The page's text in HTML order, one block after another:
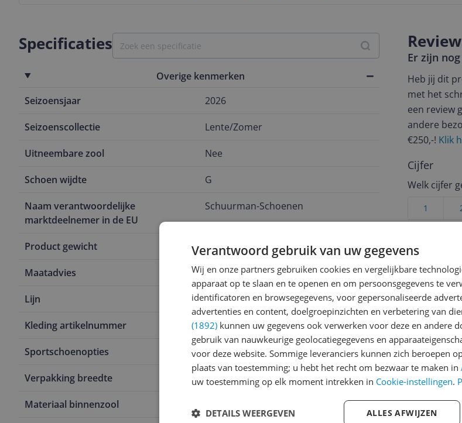
Specificaties
Overige kenmerken
Seizoensjaar
2026
Seizoenscollectie Lente/Zomer
Uitneembare zool Nee
Schoen wijdte G
Naam verantwoordelijke
marktdeelnemer in de EU
Schuurman-Schoenen
Product gewicht 1 kg
Maatadvies Valt normaal: bestel je eigen maat
Lijn Brooklyn LS
Kleding artikelnummer Brooklyn LS V Leopard
Sportschoenopties Geen opties
Verpakking breedte 40 cm
Materiaal binnenzool
Er zijn
Heb jij dit
met het
een review
andere
€250,-! Klik
Cijfer
Welk cijfer
1
Verantwoord gebruik van uw gegevens
Wij en onze partners gebruiken cookies en vergelijkbare
apparaat op te slaan en te openen en om persoonsgegevens te
identificatoren en browsegegevens, voor gepersonaliseerde
advertenties en content, doelgroepinzichten en verbetering van
(1892) kunnen uw gegevens ook verwerken voor deze en andere
gebruik van nauwkeurige geolocatiegegevens en
voor deze website. Sommige leveranciers kunnen zich beroepen
plaats van toestemming; u hebt het recht om bezwaar te maken in
uw toestemming op elk moment intrekken in Cookie-instellingen.
ALLES AFWIJZEN
DETAILS WEERGEVEN